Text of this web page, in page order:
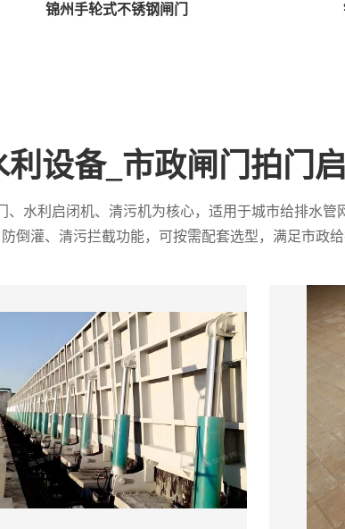
锦州手轮式不锈钢闸门
设备_市政闸门拍门
水利启闭机、清污机为核心，适用于城市给排水
倒灌、清污拦截功能，可按需配套选型，满足市政